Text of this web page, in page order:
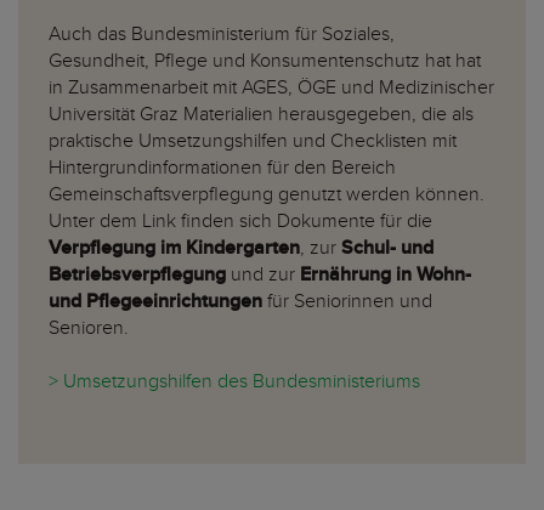
Auch das Bundesministerium für Soziales,
Gesundheit, Pflege und Konsumentenschutz hat hat
in Zusammenarbeit mit AGES, ÖGE und Medizinischer
Universität Graz Materialien herausgegeben, die als
praktische Umsetzungshilfen und Checklisten mit
Hintergrundinformationen für den Bereich
Gemeinschaftsverpflegung genutzt werden können.
Unter dem Link finden sich Dokumente für die
Verpflegung im Kindergarten, zur Schul- und
Betriebsverpflegung und zur Ernährung in Wohn-
und Pflegeeinrichtungen für Seniorinnen und
Senioren.
> Umsetzungshilfen des Bundesministeriums